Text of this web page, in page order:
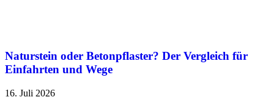
Naturstein oder Betonpflaster? Der Vergleich für
Einfahrten und Wege
16. Juli 2026